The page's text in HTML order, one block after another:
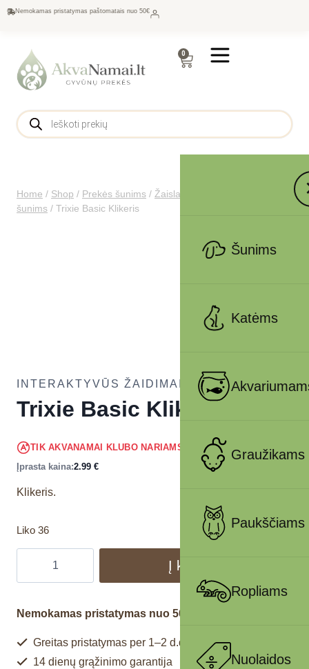
Nemokamas pristatymas paštomatais nuo 50€
0
Šunims
Katėms
Graužikams
Paukščiams
Ropliams
Nuolaidos
Home / Shop / Prekės šunims / Žaislai
šunims / Trixie Basic Klikeris
INTERAKTYVŪS ŽAIDIMAI ŠUNIMS
Trixie Basic Klikeris
TIK AKVANAMAI KLUBO NARIAMS 2.84€
Įprasta kaina:2.99 €
Klikeris.
Liko 36
Į krepšelį
Nemokamas pristatymas nuo 50€
Greitas pristatymas per 1–2 d.d.
14 dienų grąžinimo garantija